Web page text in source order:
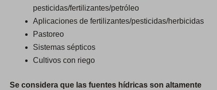
pesticidas/fertilizantes/petróleo
Aplicaciones de fertilizantes/pesticidas/herbicidas
Pastoreo
Sistemas sépticos
Cultivos con riego
Se considera que las fuentes hídricas son altamente